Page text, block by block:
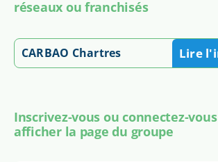
réseaux ou franchisés
CARBAO Chartres Lire
Inscrivez-vous ou connectez-
afficher la page du groupe